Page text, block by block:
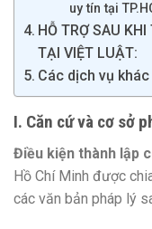
uy tín tại
HỖ TRỢ SAU
TẠI VIỆT LUẬT:
Các dịch vụ
I. Căn cứ và cơ sở
Điều kiện thành lập
Hồ Chí Minh được
các văn bản pháp lý